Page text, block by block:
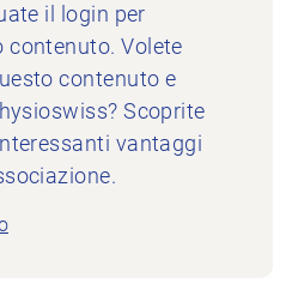
il login per
contenuto. Volete
contenuto e
Scoprite
vantaggi